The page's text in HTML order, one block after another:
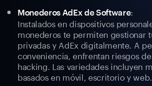
Monederos AdEx de Software:
Instalados en dispositivos
monederos te permiten gestionar
privadas y AdEx digitalmente. A
conveniencia, enfrentan riesgos
hacking. Las variedades incluyen
basados en móvil, escritorio y web.